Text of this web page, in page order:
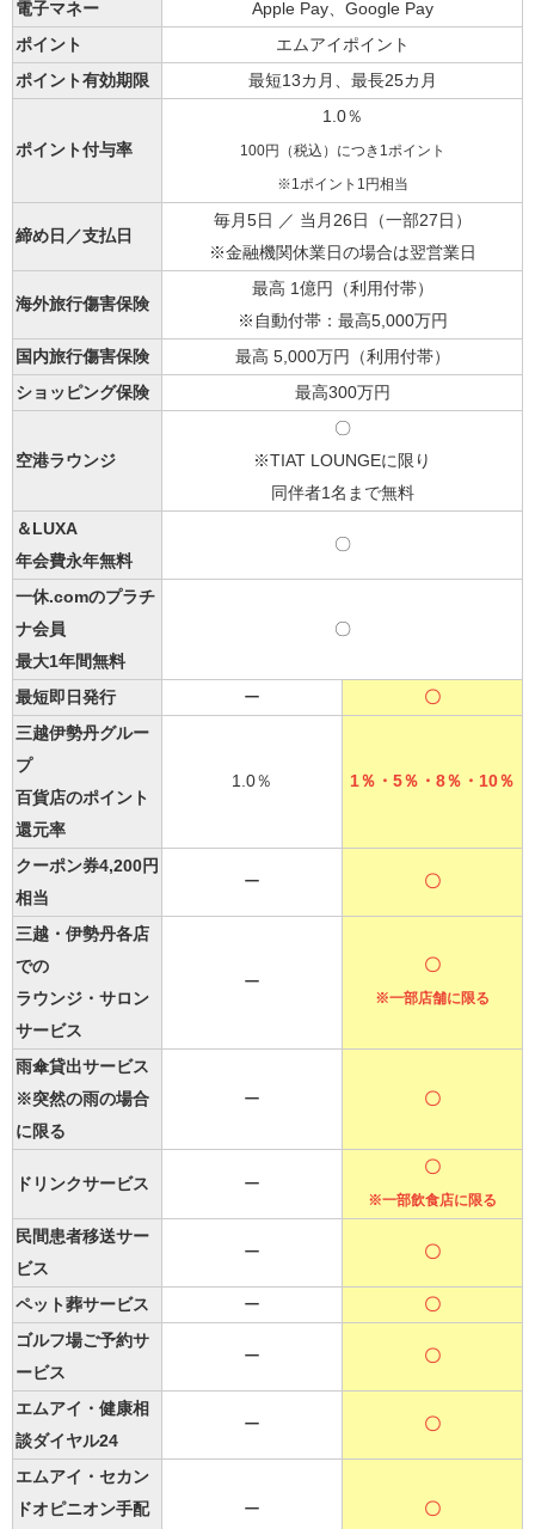
電子マネー
Apple Pay、Google Pay
ポイント
エムアイポイント
ポイント有効期限
最短13カ月、最長25カ月
ポイント付与率
1.0％
100円（税込）につき1ポイント
※1ポイント1円相当
締め日／支払日
毎月5日 ／ 当月26日（一部27日）
※金融機関休業日の場合は翌営業日
海外旅行傷害保険
最高 1億円（利用付帯）
※自動付帯：最高5,000万円
国内旅行傷害保険
最高 5,000万円（利用付帯）
ショッピング保険
最高300万円
空港ラウンジ
〇
※TIAT LOUNGEに限り
同伴者1名まで無料
＆LUXA
年会費永年無料
〇
一休.comのプラチ
ナ会員
最大1年間無料
〇
最短即日発行 ー
〇
三越伊勢丹グルー
プ
百貨店のポイント
還元率
1.0％ 1％・5％・8％・10％
クーポン券4,200円
相当
ー 〇
三越・伊勢丹各店
での
ラウンジ・サロン
サービス
ー
〇
※一部店舗に限る
雨傘貸出サービス
※突然の雨の場合
に限る
ー 〇
ドリンクサービス ー
〇
※一部飲食店に限る
民間患者移送サー
ビス
ー 〇
ペット葬サービス ー
〇
ゴルフ場ご予約サ
ービス
ー 〇
エムアイ・健康相
談ダイヤル24
ー 〇
エムアイ・セカン
ドオピニオン手配
ー 〇